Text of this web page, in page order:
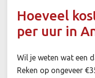
Hoeveel
per uur in
Wil je weten wat een
Reken op ongeveer